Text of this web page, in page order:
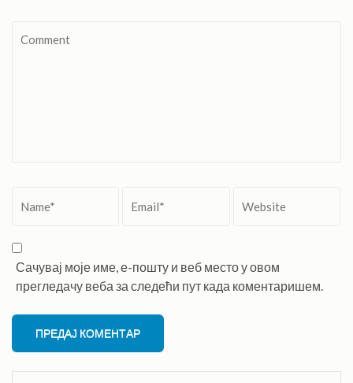
Сачувај моје име, е-пошту и веб место у овом
прегледачу веба за следећи пут када коментаришем.